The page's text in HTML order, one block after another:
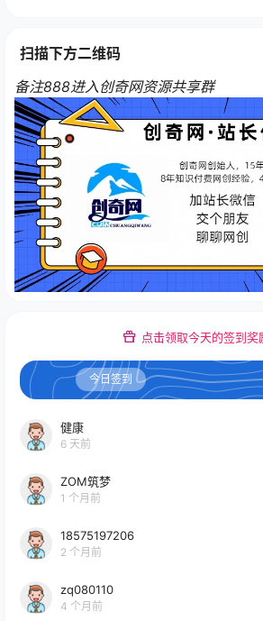
扫描下方二维码
备注888进入创奇网资源共享群
点击领取今天的签到奖
今日签到
健康
6 天前
ZOM筑梦
1 个月前
18575197206
2 个月前
zq080110
4 个月前